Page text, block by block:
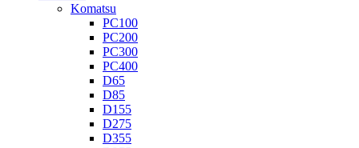
Komatsu
PC100
PC200
PC300
PC400
D65
D85
D155
D275
D355